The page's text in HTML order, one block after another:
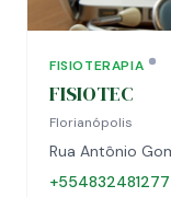
FISIOTERAPIA
FISIOTEC
Florianópolis
Rua Antônio
+554832481277